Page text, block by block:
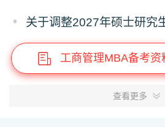
工商管理MBA备考
查看更多